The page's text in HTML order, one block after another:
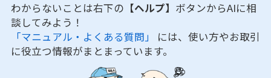
わからないことは右下の 【ヘルプ】 ボタンからAIに相
談してみよう！
「マニュアル・よくある質問」 には、使い方やお取引
に役立つ情報がまとまっています。